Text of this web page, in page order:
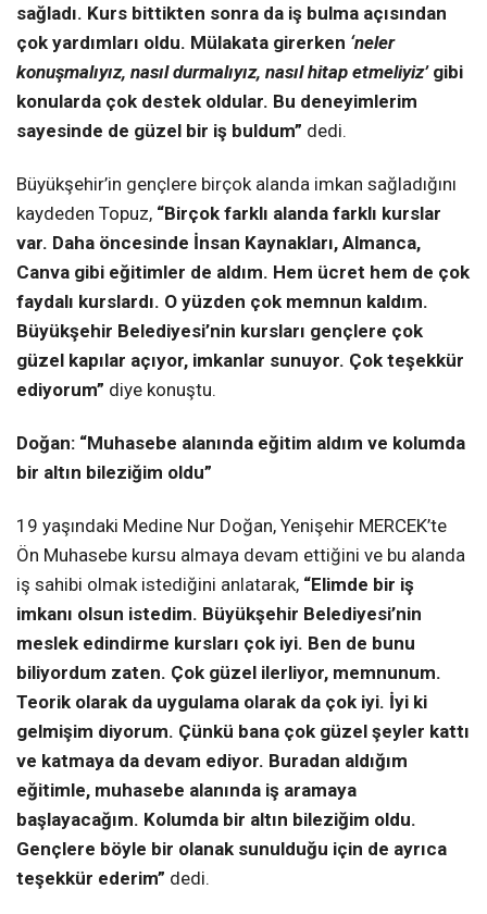
sağladı. Kurs bittikten sonra da iş bulma açısından
çok yardımları oldu. Mülakata girerken ‘neler
konuşmalıyız, nasıl durmalıyız, nasıl hitap etmeliyiz’gibi
konularda çok destek oldular. Bu deneyimlerim
sayesinde de güzel bir iş buldum” dedi.
Büyükşehir’in gençlere birçok alanda imkan sağladığını
kaydeden Topuz, “Birçok farklı alanda farklı kurslar
var. Daha öncesinde İnsan Kaynakları, Almanca,
Canva gibi eğitimler de aldım. Hem ücret hem de çok
faydalı kurslardı. O yüzden çok memnun kaldım.
Büyükşehir Belediyesi’nin kursları gençlere çok
güzel kapılar açıyor, imkanlar sunuyor. Çok teşekkür
ediyorum” diye konuştu.
Doğan: “Muhasebe alanında eğitim aldım ve kolumda
bir altın bileziğim oldu”
19 yaşındaki Medine Nur Doğan, Yenişehir MERCEK’te
Ön Muhasebe kursu almaya devam ettiğini ve bu alanda
iş sahibi olmak istediğini anlatarak, “Elimde bir iş
imkanı olsun istedim. Büyükşehir Belediyesi’nin
meslek edindirme kursları çok iyi. Ben de bunu
biliyordum zaten. Çok güzel ilerliyor, memnunum.
Teorik olarak da uygulama olarak da çok iyi. İyi ki
gelmişim diyorum. Çünkü bana çok güzel şeyler kattı
ve katmaya da devam ediyor. Buradan aldığım
eğitimle, muhasebe alanında iş aramaya
başlayacağım. Kolumda bir altın bileziğim oldu.
Gençlere böyle bir olanak sunulduğu için de ayrıca
teşekkür ederim” dedi.